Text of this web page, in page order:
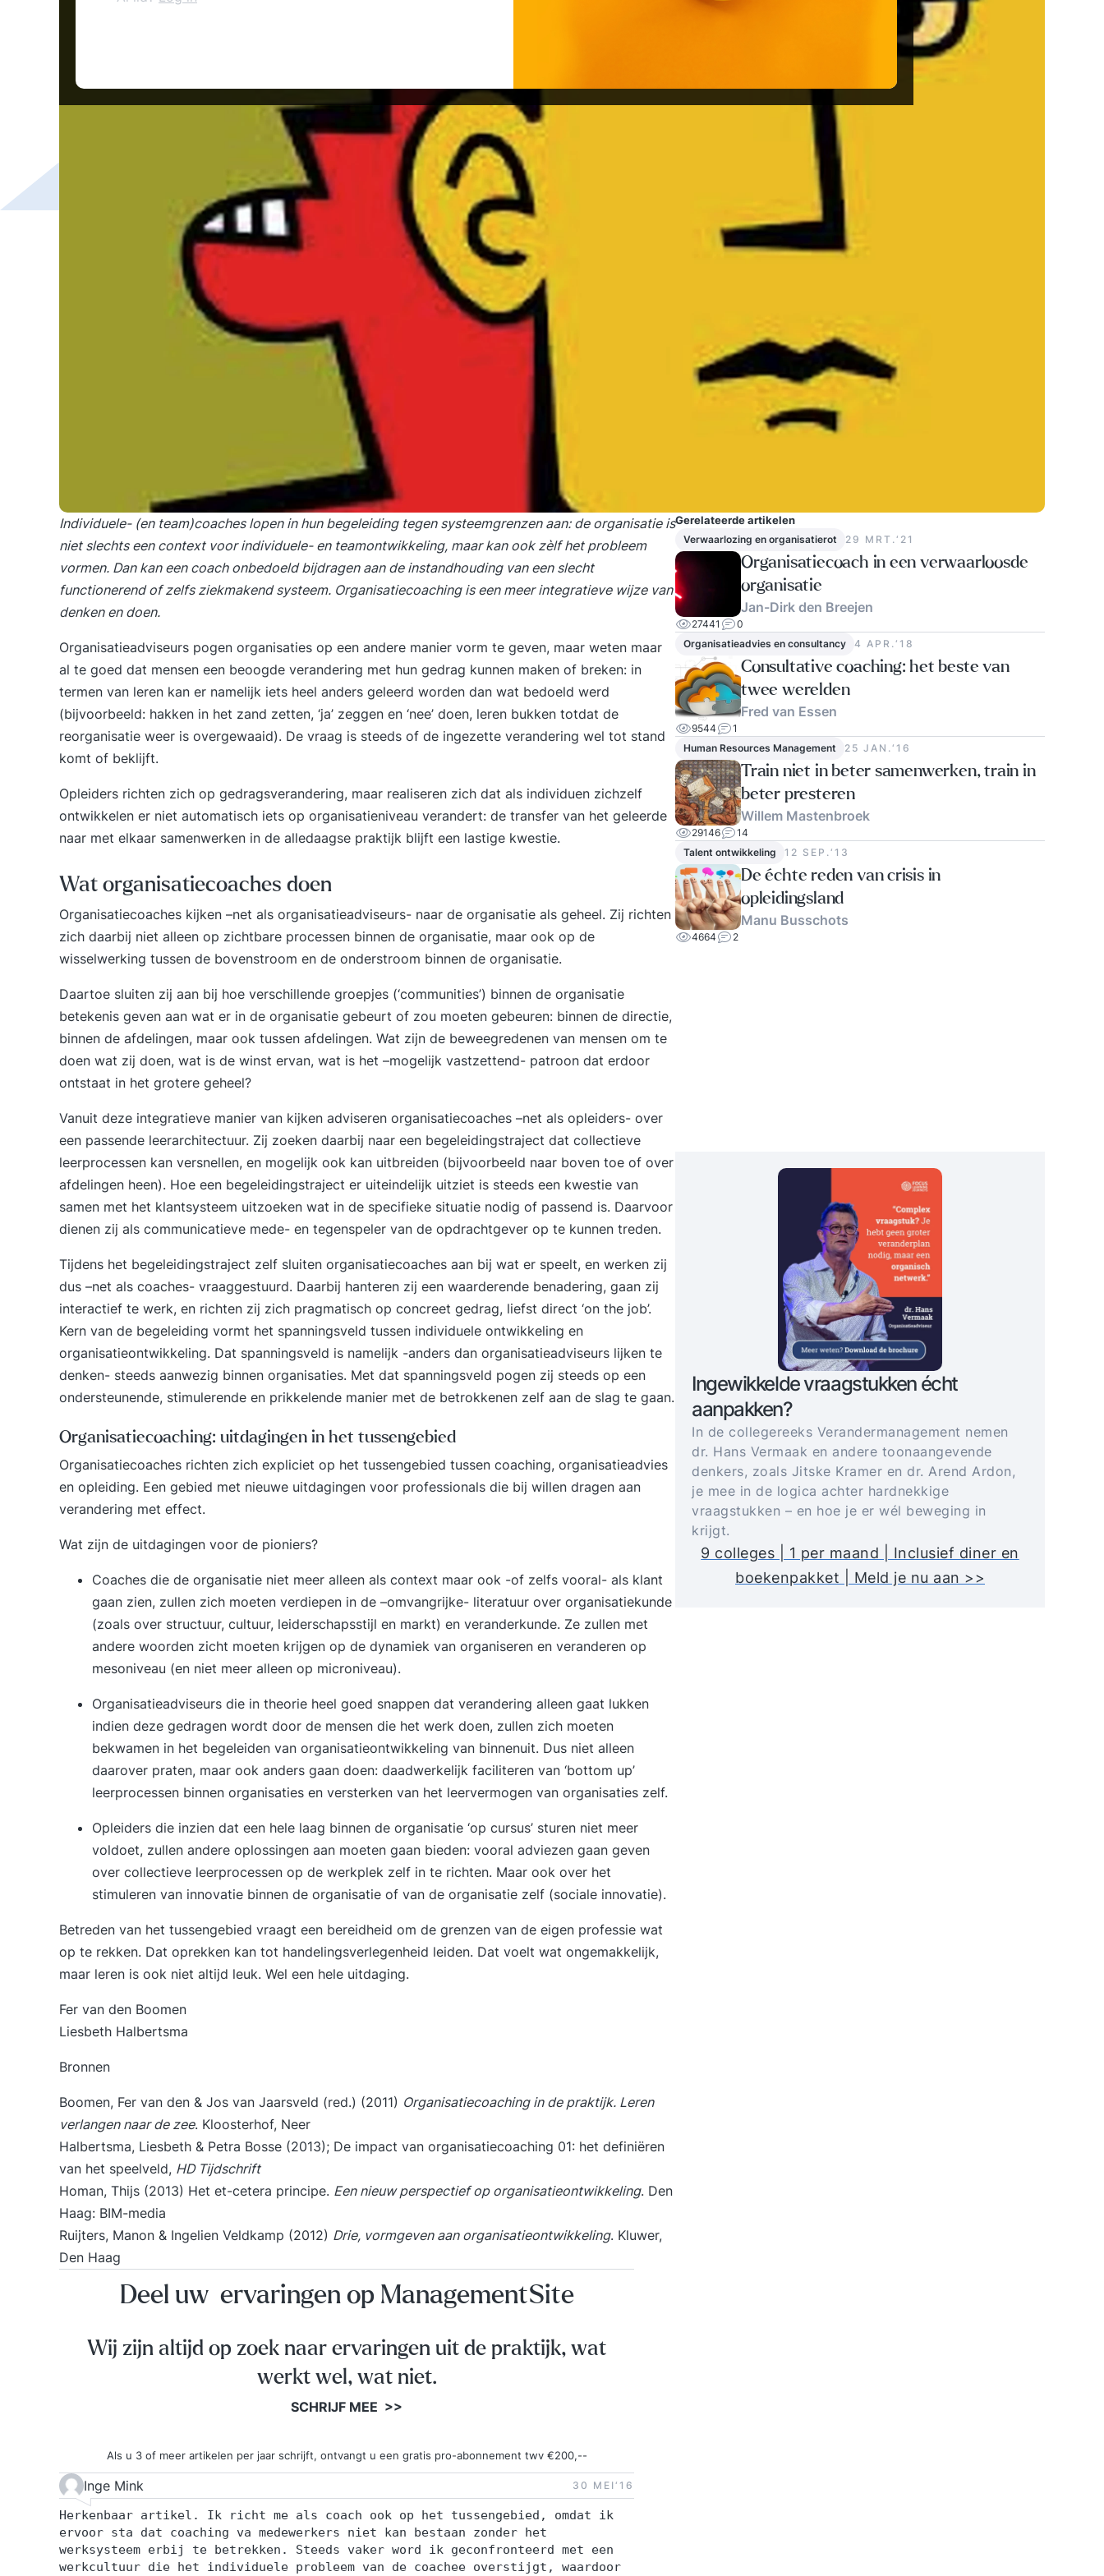
Individuele- (en team)coaches lopen in hun begeleiding tegen systeemgrenzen aan: de organisatie is
niet slechts een context voor individuele- en teamontwikkeling, maar kan ook zèlf het probleem
vormen. Dan kan een coach onbedoeld bijdragen aan de instandhouding van een slecht
functionerend of zelfs ziekmakend systeem. Organisatiecoaching is een meer integratieve wijze van
denken en doen.
Organisatieadviseurs pogen organisaties op een andere manier vorm te geven, maar weten maar
al te goed dat mensen een beoogde verandering met hun gedrag kunnen maken of breken: in
termen van leren kan er namelijk iets heel anders geleerd worden dan wat bedoeld werd
(bijvoorbeeld: hakken in het zand zetten, ‘ja’ zeggen en ‘nee’ doen, leren bukken totdat de
reorganisatie weer is overgewaaid). De vraag is steeds of de ingezette verandering wel tot stand
komt of beklijft.
Opleiders richten zich op gedragsverandering, maar realiseren zich dat als individuen zichzelf
ontwikkelen er niet automatisch iets op organisatieniveau verandert: de transfer van het geleerde
naar met elkaar samenwerken in de alledaagse praktijk blijft een lastige kwestie.
Wat organisatiecoaches doen
Organisatiecoaches kijken –net als organisatieadviseurs- naar de organisatie als geheel. Zij richten
zich daarbij niet alleen op zichtbare processen binnen de organisatie, maar ook op de
wisselwerking tussen de bovenstroom en de onderstroom binnen de organisatie.
Daartoe sluiten zij aan bij hoe verschillende groepjes (‘communities’) binnen de organisatie
betekenis geven aan wat er in de organisatie gebeurt of zou moeten gebeuren: binnen de directie,
binnen de afdelingen, maar ook tussen afdelingen. Wat zijn de beweegredenen van mensen om te
doen wat zij doen, wat is de winst ervan, wat is het –mogelijk vastzettend- patroon dat erdoor
ontstaat in het grotere geheel?
Vanuit deze integratieve manier van kijken adviseren organisatiecoaches –net als opleiders- over
een passende leerarchitectuur. Zij zoeken daarbij naar een begeleidingstraject dat collectieve
leerprocessen kan versnellen, en mogelijk ook kan uitbreiden (bijvoorbeeld naar boven toe of over
afdelingen heen). Hoe een begeleidingstraject er uiteindelijk uitziet is steeds een kwestie van
samen met het klantsysteem uitzoeken wat in de specifieke situatie nodig of passend is. Daarvoor
dienen zij als communicatieve mede- en tegenspeler van de opdrachtgever op te kunnen treden.
Tijdens het begeleidingstraject zelf sluiten organisatiecoaches aan bij wat er speelt, en werken zij
dus –net als coaches- vraaggestuurd. Daarbij hanteren zij een waarderende benadering, gaan zij
interactief te werk, en richten zij zich pragmatisch op concreet gedrag, liefst direct ‘on the job’.
Kern van de begeleiding vormt het spanningsveld tussen individuele ontwikkeling en
organisatieontwikkeling. Dat spanningsveld is namelijk -anders dan organisatieadviseurs lijken te
denken- steeds aanwezig binnen organisaties. Met dat spanningsveld pogen zij steeds op een
ondersteunende, stimulerende en prikkelende manier met de betrokkenen zelf aan de slag te gaan.
Organisatiecoaching: uitdagingen in het tussengebied
Organisatiecoaches richten zich expliciet op het tussengebied tussen coaching, organisatieadvies
en opleiding. Een gebied met nieuwe uitdagingen voor professionals die bij willen dragen aan
verandering met effect.
Wat zijn de uitdagingen voor de pioniers?
Coaches die de organisatie niet meer alleen als context maar ook -of zelfs vooral- als klant
gaan zien, zullen zich moeten verdiepen in de –omvangrijke- literatuur over organisatiekunde
(zoals over structuur, cultuur, leiderschapsstijl en markt) en veranderkunde. Ze zullen met
andere woorden zicht moeten krijgen op de dynamiek van organiseren en veranderen op
mesoniveau (en niet meer alleen op microniveau).
Organisatieadviseurs die in theorie heel goed snappen dat verandering alleen gaat lukken
indien deze gedragen wordt door de mensen die het werk doen, zullen zich moeten
bekwamen in het begeleiden van organisatieontwikkeling van binnenuit. Dus niet alleen
daarover praten, maar ook anders gaan doen: daadwerkelijk faciliteren van ‘bottom up’
leerprocessen binnen organisaties en versterken van het leervermogen van organisaties zelf.
Opleiders die inzien dat een hele laag binnen de organisatie ‘op cursus’ sturen niet meer
voldoet, zullen andere oplossingen aan moeten gaan bieden: vooral adviezen gaan geven
over collectieve leerprocessen op de werkplek zelf in te richten. Maar ook over het
stimuleren van innovatie binnen de organisatie of van de organisatie zelf (sociale innovatie).
Betreden van het tussengebied vraagt een bereidheid om de grenzen van de eigen professie wat
op te rekken. Dat oprekken kan tot handelingsverlegenheid leiden. Dat voelt wat ongemakkelijk,
maar leren is ook niet altijd leuk. Wel een hele uitdaging.
Fer van den Boomen
Liesbeth Halbertsma
Bronnen
Boomen, Fer van den & Jos van Jaarsveld (red.) (2011) Organisatiecoaching in de praktijk. Leren
verlangen naar de zee. Kloosterhof, Neer
Halbertsma, Liesbeth & Petra Bosse (2013); De impact van organisatiecoaching 01: het definiëren
van het speelveld, HD Tijdschrift
Homan, Thijs (2013) Het et-cetera principe. Een nieuw perspectief op organisatieontwikkeling. Den
Haag: BIM-media
Ruijters, Manon & Ingelien Veldkamp (2012) Drie, vormgeven aan organisatieontwikkeling. Kluwer,
Den Haag
Gerelateerde artikelen
Verwaarlozing en organisatierot 29 MRT.‘21
Organisatiecoach in een verwaarloosde
organisatie
Jan-Dirk den Breejen
27441
0
Organisatieadvies en consultancy
4 APR.‘18
Consultative coaching: het beste van
twee werelden
Fred van Essen
9544
1
Human Resources Management
25 JAN.‘16
Train niet in beter samenwerken, train in
beter presteren
Willem Mastenbroek
29146
14
Talent ontwikkeling
12 SEP.‘13
De échte reden van crisis in
opleidingsland
Manu Busschots
4664 2
Ingewikkelde vraagstukken écht
aanpakken?
In de collegereeks Verandermanagement nemen
dr. Hans Vermaak en andere toonaangevende
denkers, zoals Jitske Kramer en dr. Arend Ardon,
je mee in de logica achter hardnekkige
vraagstukken – en hoe je er wél beweging in
krijgt.
9 colleges | 1 per maand | Inclusief diner en
boekenpakket | Meld je nu aan >>
Deel uw ervaringen op ManagementSite
Wij zijn altijd op zoek naar ervaringen uit de praktijk, wat
werkt wel, wat niet.
SCHRIJF MEE >>
Als u 3 of meer artikelen per jaar schrijft, ontvangt u een gratis pro-abonnement twv €200,--
Inge Mink 30 MEI‘16
Herkenbaar artikel. Ik richt me als coach ook op het tussengebied, omdat ik
ervoor sta dat coaching va medewerkers niet kan bestaan zonder het
werksysteem erbij te betrekken. Steeds vaker word ik geconfronteerd met een
werkcultuur die het individuele probleem van de coachee overstijgt, waardoor